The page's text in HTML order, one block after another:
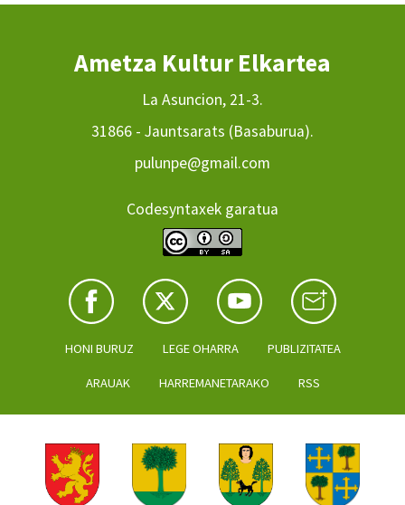
Ametza Kultur Elkartea
La Asuncion, 21-3.
31866 - Jauntsarats (Basaburua).
pulunpe@gmail.com
Codesyntaxek garatua
HONI BURUZ LEGE OHARRA PUBLIZITATEA
ARAUAK HARREMANETARAKO RSS